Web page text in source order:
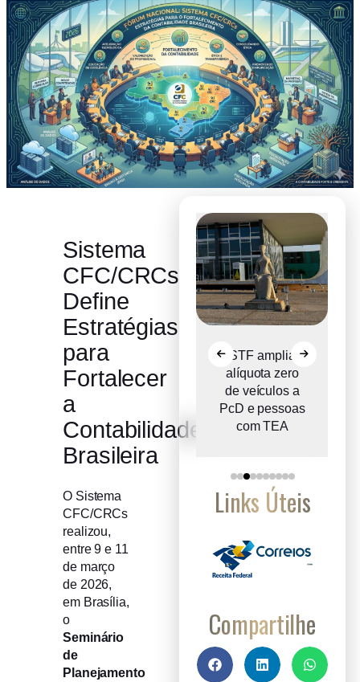
Sistema
CFC/CRCs
Define
Estratégias
para
Fortalecer
a
Contabilidade
Brasileira
O Sistema
CFC/CRCs
realizou,
entre 9 e 11
de março
de 2026,
em Brasília,
o
Seminário
de
Planejamento
Comitê Gestor
do IBS propõe
reter metade de
STF amplia
alíquota zero
de veículos a
PcD e pessoas
com TEA
Links Úteis
Compartilhe